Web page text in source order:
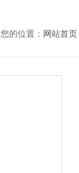
您的位置： 网站首页